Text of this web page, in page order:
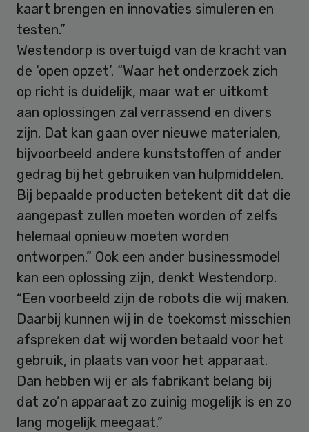
kaart brengen en innovaties simuleren en
testen.”
Westendorp is overtuigd van de kracht van
de ‘open opzet’. “Waar het onderzoek zich
op richt is duidelijk, maar wat er uitkomt
aan oplossingen zal verrassend en divers
zijn. Dat kan gaan over nieuwe materialen,
bijvoorbeeld andere kunststoffen of ander
gedrag bij het gebruiken van hulpmiddelen.
Bij bepaalde producten betekent dit dat die
aangepast zullen moeten worden of zelfs
helemaal opnieuw moeten worden
ontworpen.” Ook een ander businessmodel
kan een oplossing zijn, denkt Westendorp.
“Een voorbeeld zijn de robots die wij maken.
Daarbij kunnen wij in de toekomst misschien
afspreken dat wij worden betaald voor het
gebruik, in plaats van voor het apparaat.
Dan hebben wij er als fabrikant belang bij
dat zo’n apparaat zo zuinig mogelijk is en zo
lang mogelijk meegaat.”